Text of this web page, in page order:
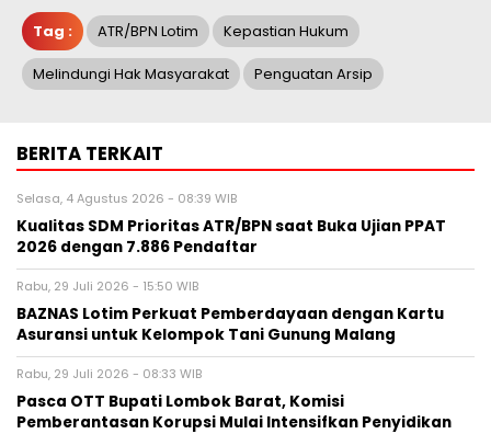
Tag : ATR/BPN Lotim Kepastian Hukum
Melindungi Hak Masyarakat Penguatan Arsip
BERITA TERKAIT
Selasa, 4 Agustus 2026 - 08:39 WIB
Kualitas SDM Prioritas ATR/BPN saat Buka Ujian PPAT
2026 dengan 7.886 Pendaftar
Rabu, 29 Juli 2026 - 15:50 WIB
BAZNAS Lotim Perkuat Pemberdayaan dengan Kartu
Asuransi untuk Kelompok Tani Gunung Malang
Rabu, 29 Juli 2026 - 08:33 WIB
Pasca OTT Bupati Lombok Barat, Komisi
Pemberantasan Korupsi Mulai Intensifkan Penyidikan